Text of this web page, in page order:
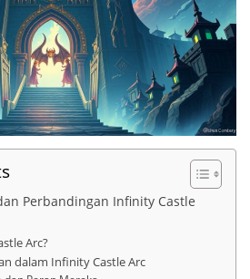
Perbandingan Infinity Castle
Arc?
dalam Infinity Castle Arc